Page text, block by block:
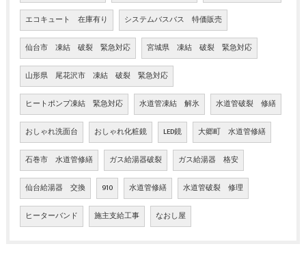
エコキュート 在庫有り システムバスバス 特価販売
仙台市 凍結 破裂 緊急対応 宮城県 凍結 破裂 緊急対応
山形県 尾花沢市 凍結 破裂 緊急対応
ヒートポンプ凍結 緊急対応 水道管凍結 解氷 水道管破裂 修繕
おしゃれ洗面台 おしゃれ化粧鏡 LED鏡 大郷町 水道管修繕
石巻市 水道管修繕 ガス給湯器破裂 ガス給湯器 格安
仙台給湯器 交換 910 水道管修繕 水道管破裂 修理
ヒーターバンド 施主支給工事 なおし屋